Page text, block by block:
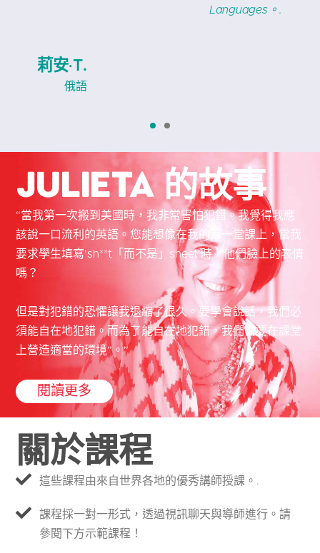
Languages。.
莉安·T.
俄語
Julieta 的故事
“當我第一次搬到美國時，我非常害怕犯錯。我覺得我應
該說一口流利的英語。您能想像在我的第一堂課上，當我
要求學生填寫'sh**t「而不是」sheet'時，他們臉上的表情
嗎？
但是對犯錯的恐懼讓我退縮了很久。要學會說話，我們必
須能自在地犯錯。而為了能自在地犯錯，我們需要在課堂
上營造適當的環境”。”
閱讀更多
關於課程
這些課程由來自世界各地的優秀講師授課。.
課程採一對一形式，透過視訊聊天與導師進行。請
參閱下方示範課程！